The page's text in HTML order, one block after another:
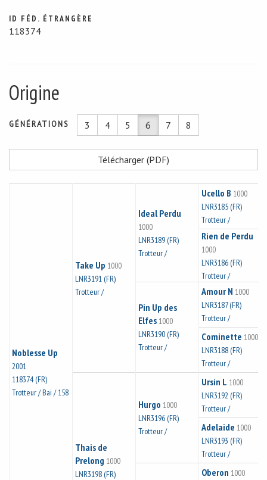
ID FÉD. ÉTRANGÈRE
118374
Origine
GÉNÉRATIONS 3 4 5 6 7 8
Télécharger (PDF)
Noblesse Up
2001
118374 (FR)
Trotteur / Bai / 158
Take Up 1000
LNR3191 (FR)
Trotteur /
Ideal Perdu
1000
LNR3189 (FR)
Trotteur /
Ucello B 1000
LNR3185 (FR)
Trotteur /
Rien de Perdu
1000
LNR3186 (FR)
Trotteur /
Pin Up des
Elfes 1000
LNR3190 (FR)
Trotteur /
Amour N 1000
LNR3187 (FR)
Trotteur /
Cominette 1000
LNR3188 (FR)
Trotteur /
Thais de
Prelong 1000
LNR3198 (FR)
Hurgo 1000
LNR3196 (FR)
Trotteur /
Ursin L 1000
LNR3192 (FR)
Trotteur /
Adelaide 1000
LNR3193 (FR)
Trotteur /
Oberon 1000